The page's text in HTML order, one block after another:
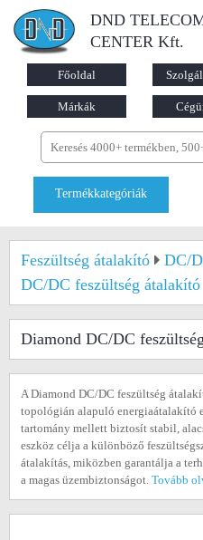
DND
CENTER Kft.
Főoldal
Márkák
Termékkategóriák
Feszültség átalakító DC/
DC/DC feszültség átalakító
Diamond DC/DC
A Diamond DC/DC feszültség
topológián alapuló energiaátalakító
tartomány mellett biztosít stabil,
eszköz célja a különböző
átalakítás, miközben garantálja a
a magas üzembiztonságot. Tovább